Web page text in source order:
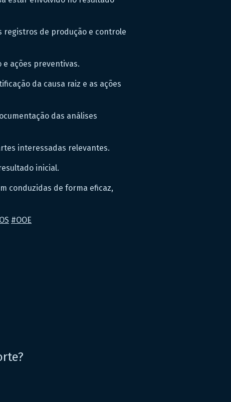
registros de produção e controle
ações preventivas.
da causa raiz e as ações
das análises
interessadas relevantes.
inicial.
conduzidas de forma eficaz,
#OOE